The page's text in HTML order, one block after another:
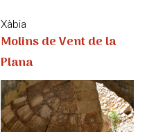
Llíber
Molí del Collao